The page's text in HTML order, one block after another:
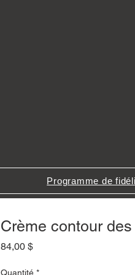
Programme de
Crème contour
84,00 $Prix
Quantité *